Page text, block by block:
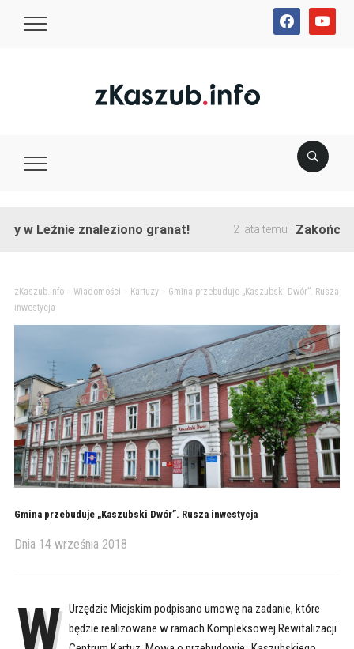
facebookyoutube
znaleziono granat! 2 lata temu Zakończono
zKaszub.info> Wiadomości Kartuzy> Gmina przebuduje „Kaszubski Dwór”. Rusza
inwestycja
Gmina przebuduje „Kaszubski Dwór”. Rusza inwestycja
Dnia 14 września 2018
W Urzędzie Miejskim podpisano umowę na zadanie, które
będzie realizowane w ramach Kompleksowej Rewitalizacji